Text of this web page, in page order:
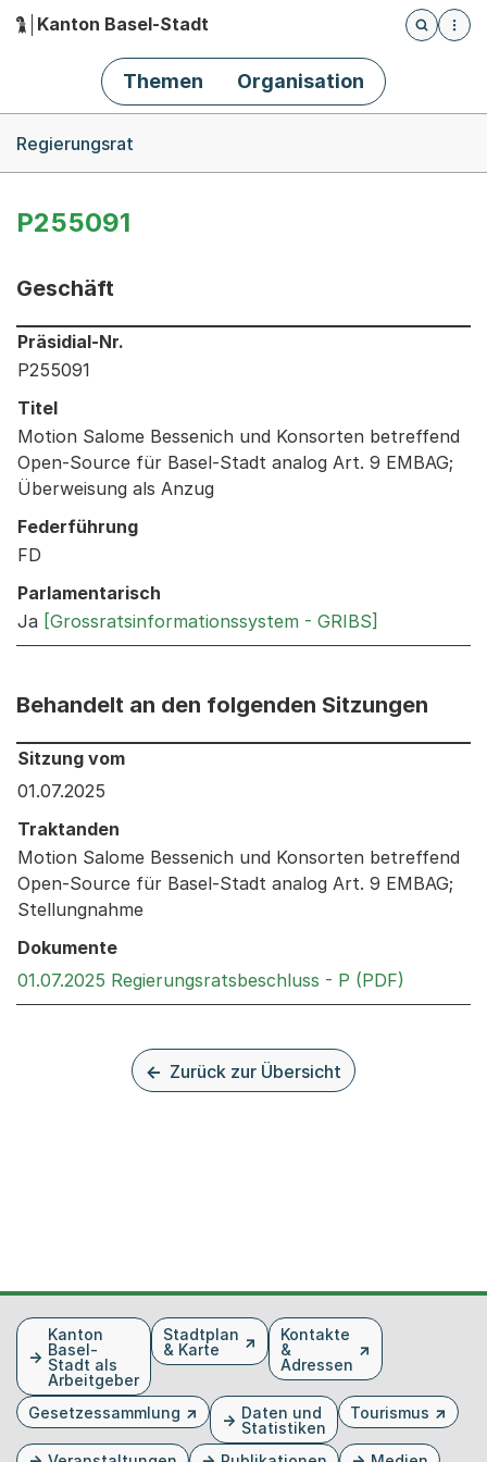
Hauptnavigation
Kanton Basel-Stadt
Öffnet
Themen Organisation
Regierungsrat
P255091
Geschäft
Informationen zum Ausgewählten Geschäft
Präsidial-Nr.
P255091
Titel
Motion Salome Bessenich und Konsorten betreffend
Open-Source für Basel-Stadt analog Art. 9 EMBAG;
Überweisung als Anzug
Federführung
FD
Parlamentarisch
Ja [Grossratsinformationssystem - GRIBS]
Behandelt an den folgenden Sitzungen
Behandelt an den folgenden Sitzungen: Informationen
Sitzung vom
01.07.2025
Traktanden
Motion Salome Bessenich und Konsorten betreffend
Open-Source für Basel-Stadt analog Art. 9 EMBAG;
Stellungnahme
Dokumente
01.07.2025 Regierungsratsbeschluss - P (PDF)
Zurück zur Übersicht
FusszeileKanton
Basel-
Stadt als
Arbeitgeber
Stadtplan
& Karte
Kontakte
&
Adressen
Gesetzessammlung
Daten und
Statistiken
Tourismus